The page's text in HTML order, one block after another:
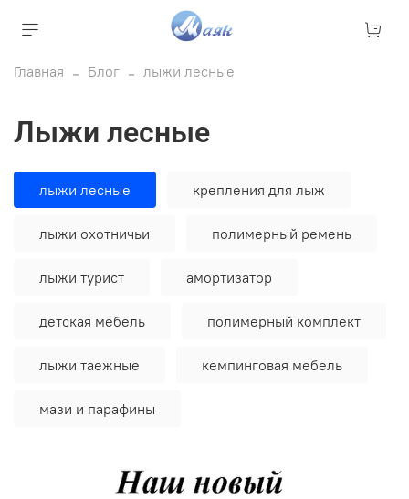
Главная Блог лыжи лесные
лыжи лесные
лыжи лесные крепления для лыж
лыжи охотничьи полимерный ремень
лыжи турист амортизатор
детская мебель полимерный комплект
лыжи таежные кемпинговая мебель
мази и парафины